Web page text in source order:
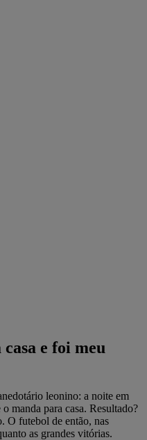
e foi meu
leonino: a noite em
manda para casa. Resultado?
O futebol de então, nas
as grandes vitórias.